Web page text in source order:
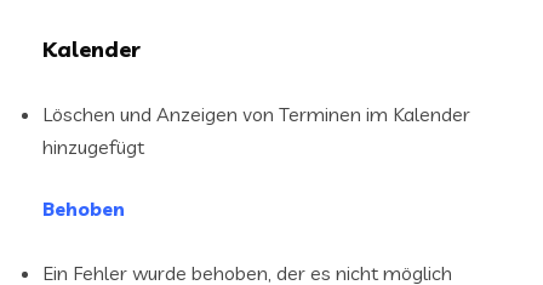
Kalender
Löschen und Anzeigen von Terminen im Kalender
hinzugefügt
Behoben
Ein Fehler wurde behoben, der es nicht möglich